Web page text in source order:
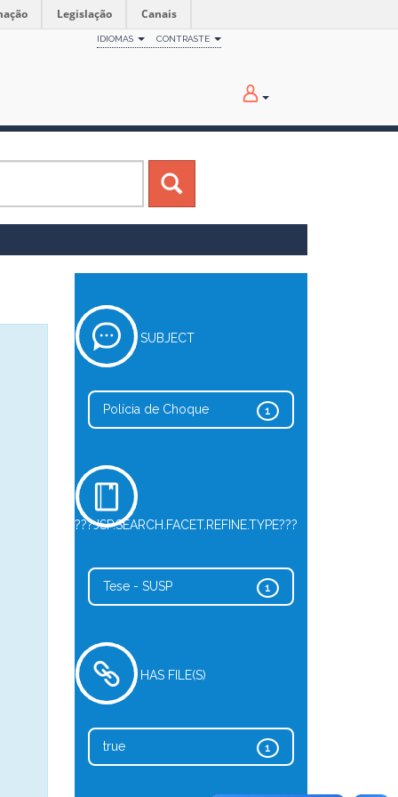
Legislação Canais
IDIOMAS CONTRASTE
SUBJECT
1
Polícia de Choque
???JSP.SEARCH.FACET.REFINE.TYPE???
1
Tese - SUSP
HAS FILE(S)
1
true